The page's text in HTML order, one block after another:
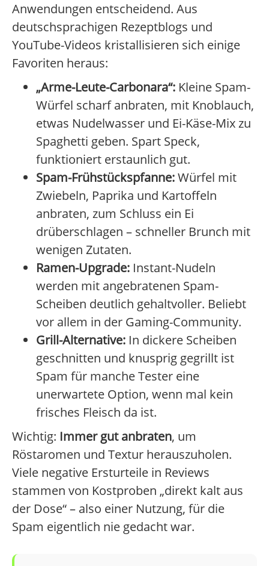
Anwendungen entscheidend. Aus
deutschsprachigen Rezeptblogs und
YouTube-Videos kristallisieren sich einige
Favoriten heraus:
„Arme-Leute-Carbonara“: Kleine Spam-
Würfel scharf anbraten, mit Knoblauch,
etwas Nudelwasser und Ei-Käse-Mix zu
Spaghetti geben. Spart Speck,
funktioniert erstaunlich gut.
Spam-Frühstückspfanne:Würfel mit
Zwiebeln, Paprika und Kartoffeln
anbraten, zum Schluss ein Ei
drüberschlagen – schneller Brunch mit
wenigen Zutaten.
Ramen-Upgrade: Instant-Nudeln
werden mit angebratenen Spam-
Scheiben deutlich gehaltvoller. Beliebt
vor allem in der Gaming-Community.
Grill-Alternative: In dickere Scheiben
geschnitten und knusprig gegrillt ist
Spam für manche Tester eine
unerwartete Option, wenn mal kein
frisches Fleisch da ist.
Wichtig: Immer gut anbraten, um
Röstaromen und Textur herauszuholen.
Viele negative Ersturteile in Reviews
stammen von Kostproben „direkt kalt aus
der Dose“ – also einer Nutzung, für die
Spam eigentlich nie gedacht war.